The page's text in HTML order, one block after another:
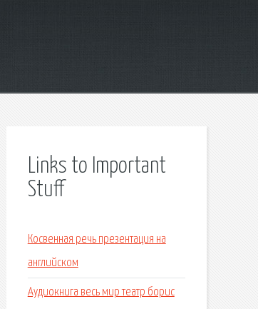
Links to Important
Stuff
Косвенная речь презентация на
английском
Аудиокнига весь мир театр борис